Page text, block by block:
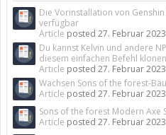
Die Vorinstallation von
verfügbar
Article posted 27. Februar 2023
Du kannst Kelvin und andere
diesem einfachen Befehl klonen
Article posted 27. Februar 2023
Wachsen Sons of the forest-
Article posted 27. Februar 2023
Sons of the forest Modern Axe
Article posted 27. Februar 2023